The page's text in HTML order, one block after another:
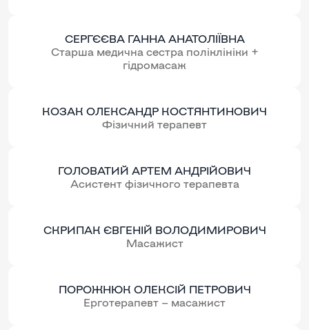
СЕРГЄЄВА ГАННА АНАТОЛІЇВНА
Старша медична сестра поліклініки +
гідромасаж
КОЗАК ОЛЕКСАНДР КОСТЯНТИНОВИЧ
Фізичний терапевт
ГОЛОВАТИЙ АРТЕМ АНДРІЙОВИЧ
Асистент фізичного терапевта
СКРИПАК ЄВГЕНІЙ ВОЛОДИМИРОВИЧ
Масажист
ПОРОЖНЮК ОЛЕКСІЙ ПЕТРОВИЧ
Ерготерапевт – масажист